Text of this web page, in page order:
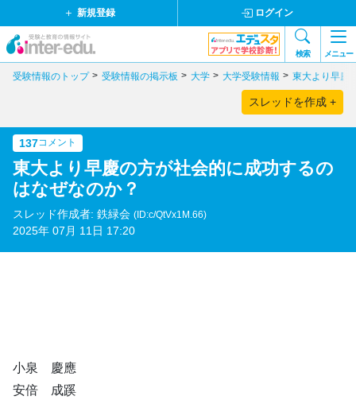
新規登録 ログイン
検索 メニュー
受験情報のトップ 受験情報の掲示板 大学 大学受験情報 東大より早慶
スレッドを作成 +
137コメント
東大より早慶の方が社会的に成功するの
はなぜなのか？
スレッド作成者: 鉄緑会 (ID:c/QtVx1M.66)
2025年 07月 11日 17:20
小泉 慶應
安倍 成蹊